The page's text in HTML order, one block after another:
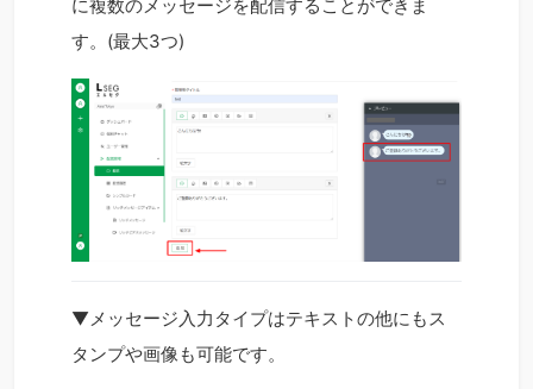
に複数のメッセージを配信することができま
す。(最大3つ)
▼メッセージ入力タイプはテキストの他にもス
タンプや画像も可能です。